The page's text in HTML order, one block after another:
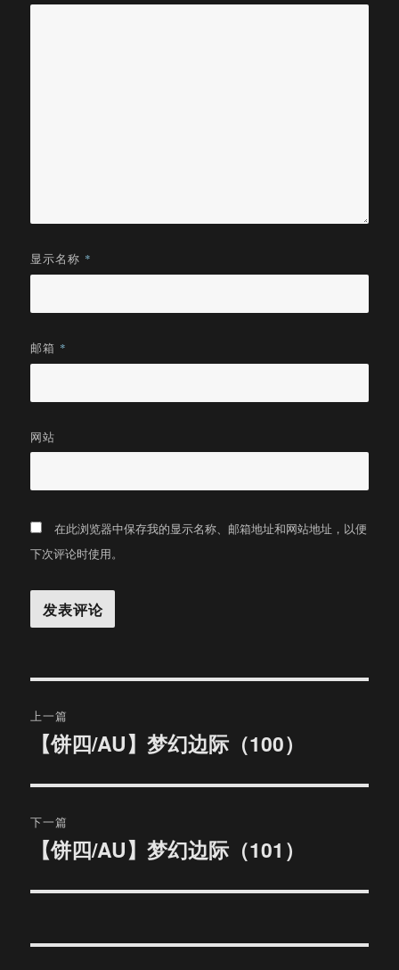
显示名称 *
邮箱 *
网站
在此浏览器中保存我的显示名称、邮箱地址和网站地址，以便
下次评论时使用。
章
航
上一篇
文
章：
【饼四/AU】梦幻边际（100）
下一篇
文
【饼四/AU】梦幻边际（101）